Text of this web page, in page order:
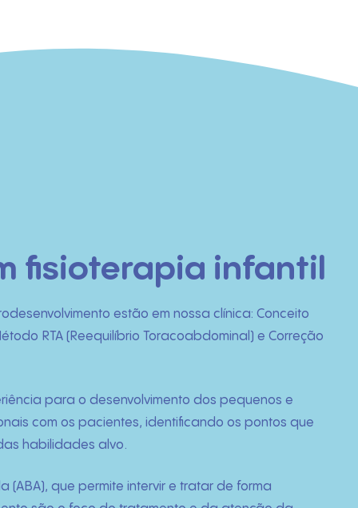
fisioterapia infantil
estão em nossa clínica: Conceito
RTA (Reequilíbrio Toracoabdominal) e Correção
para o desenvolvimento dos pequenos e
com os pacientes, identificando os pontos que
habilidades alvo.
que permite intervir e tratar de forma